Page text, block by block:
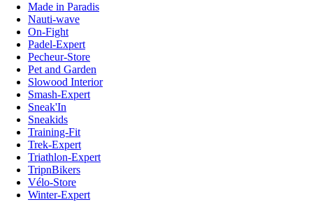
Made in Paradis
Nauti-wave
On-Fight
Padel-Expert
Pecheur-Store
Pet and Garden
Slowood Interior
Smash-Expert
Sneak'In
Sneakids
Training-Fit
Trek-Expert
Triathlon-Expert
TripnBikers
Vélo-Store
Winter-Expert